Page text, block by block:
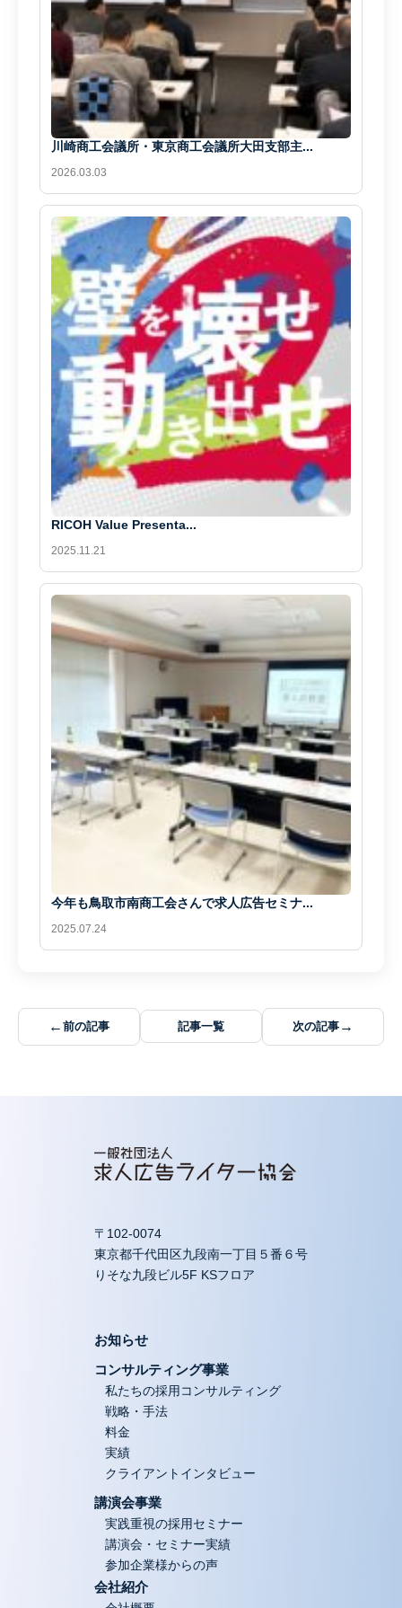
川崎商工会議所・東京商工会議所大田支部主...
2026.03.03
RICOH Value Presenta...
2025.11.21
今年も鳥取市南商工会さんで求人広告セミナ...
2025.07.24
← 前の記事 記事一覧 次の記事 →
〒102-0074
東京都千代田区九段南一丁目５番６号
りそな九段ビル5F KSフロア
お知らせ
コンサルティング事業
私たちの採用コンサルティング
戦略・手法
料金
実績
クライアントインタビュー
講演会事業
実践重視の採用セミナー
講演会・セミナー実績
参加企業様からの声
会社紹介